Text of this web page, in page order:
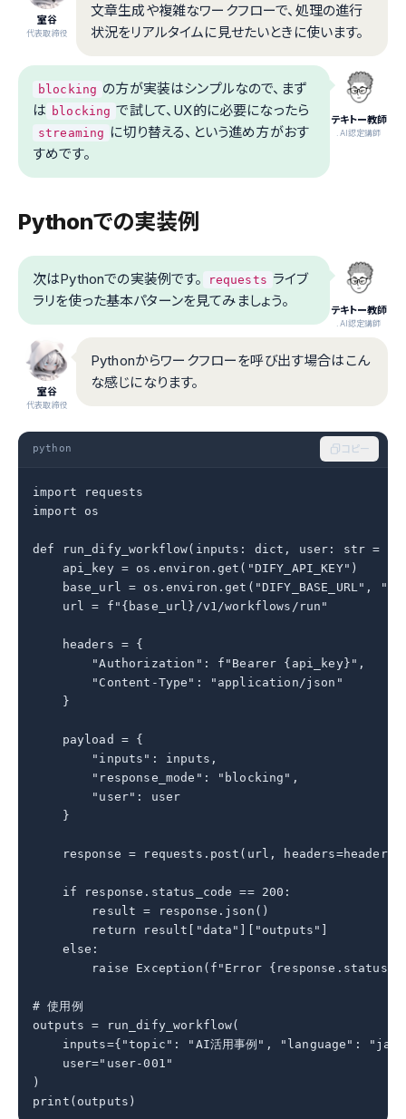
室谷
代表取締役
文章生成や複雑なワークフローで、処理の進行
状況をリアルタイムに見せたいときに使います。
テキトー教師
.AI認定講師
blocking の方が実装はシンプルなので、まず
は blocking で試して、UX的に必要になったら
streaming に切り替える、という進め方がおす
すめです。
Pythonでの実装例
テキトー教師
.AI認定講師
次はPythonでの実装例です。 requests ライブ
ラリを使った基本パターンを見てみましょう。
室谷
代表取締役
Pythonからワークフローを呼び出す場合はこん
な感じになります。
python コピー
import requests
import os
def run_dify_workflow(inputs: dict, user: str =
    api_key = os.environ.get("DIFY_API_KEY")
base_url = os.environ.get("DIFY_BASE_URL",
    url = f"{base_url}/v1/workflows/run"
    headers = {
        "Authorization": f"Bearer {api_key}",
        "Content-Type": "application/json"
    }
    payload = {
        "inputs": inputs,
        "response_mode": "blocking",
        "user": user
    }
response = requests.post(url,
    if response.status_code == 200:
        result = response.json()
        return result["data"]["outputs"]
    else:
raise Exception(f"Error
# 使用例
outputs = run_dify_workflow(
inputs={"topic": "AI活用事例", "language":
    user="user-001"
)
print(outputs)